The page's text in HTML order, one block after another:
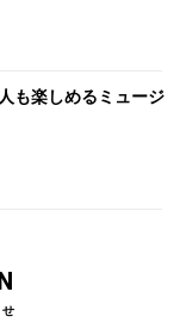
も楽しめるミュージ